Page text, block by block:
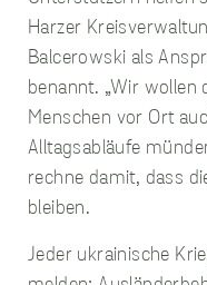
Harzer
Balcerowski als
benannt. „Wir wollen
Menschen vor Ort
Alltagsabläufe
rechne damit, dass
bleiben.
Jeder ukrainische